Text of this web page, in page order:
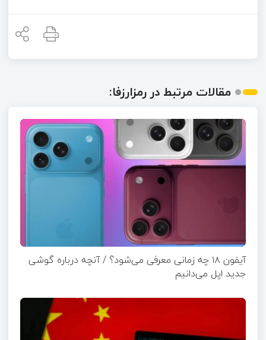
مقالات مرتبط در رمزارزفا:
آیفون ۱۸ چه زمانی معرفی می‌شود؟ / آنچه درباره گوشی
جدید اپل می‌دانیم